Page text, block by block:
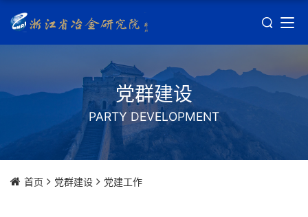
党群建设
PARTY DEVELOPMENT
首页 党群建设 党建工作